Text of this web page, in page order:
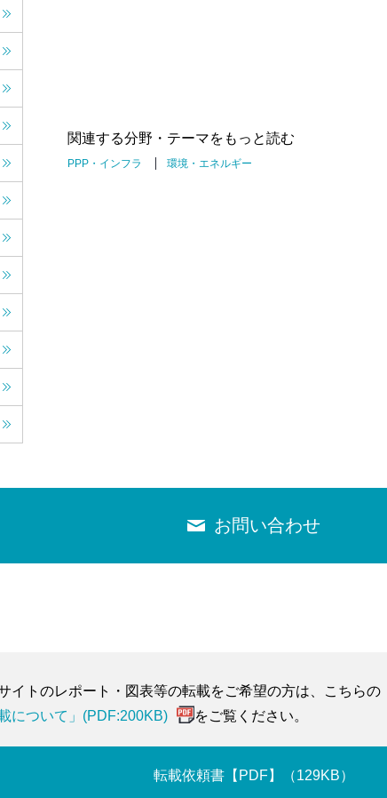
関連する分野・テーマをもっと読む
PPP・インフラ 環境・エネルギー
お問い合わせ
イトのレポート・図表等の転載をご希望の方は、こちらの
について」(PDF:200KB)
をご覧ください。
転載依頼書【PDF】（129KB）